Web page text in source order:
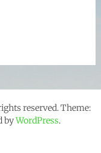
reserved. Theme:
byWordPress.